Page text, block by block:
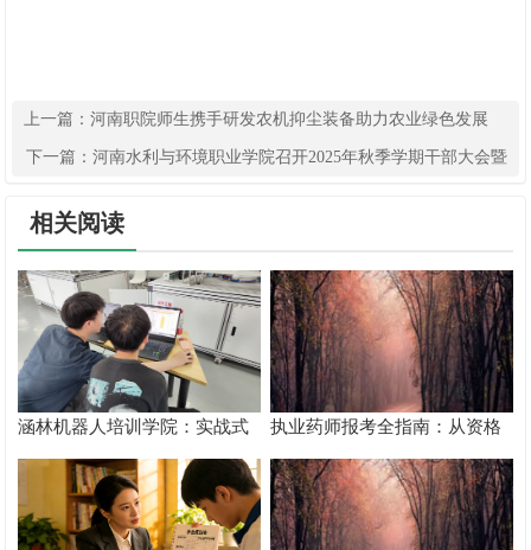
上一篇：河南职院师生携手研发农机抑尘装备助力农业绿色发展
下一篇： 河南水利与环境职业学院召开2025年秋季学期干部大会暨
相关阅读
涵林机器人培训学院：实战式
教学如何炼成
执业药师报考全指南：从资格
核验到备考落地完整手册